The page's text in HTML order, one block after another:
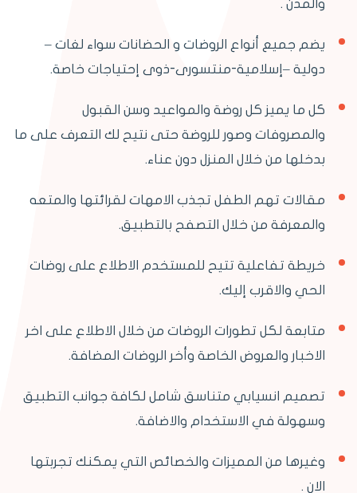
والمدن .
يضم جميع أنواع الروضات و الحضانات سواء لغات –
دولية –إسلامية-منتسورى-ذوى إحتياجات خاصة.
كل ما يميز كل روضة والمواعيد وسن القبول
والمصروفات وصور للروضة حتى نتيح لك التعرف على ما
بدخلها من خلال المنزل دون عناء.
مقالات تهم الطفل تجذب الامهات لقرائتها والمتعه
والمعرفة من خلال التصفح بالتطبيق.
خريطة تفاعلية تتيح للمستخدم الاطلاع على روضات
الحي والاقرب إليك.
متابعة لكل تطورات الروضات من خلال الاطلاع على اخر
الاخبار والعروض الخاصة وأخر الروضات المضافة.
تصميم انسيابي متناسق شامل لكافة جوانب التطبيق
وسهولة في الاستخدام والاضافة.
وغيرها من المميزات والخصائص التي يمكنك تجربتها
الان .